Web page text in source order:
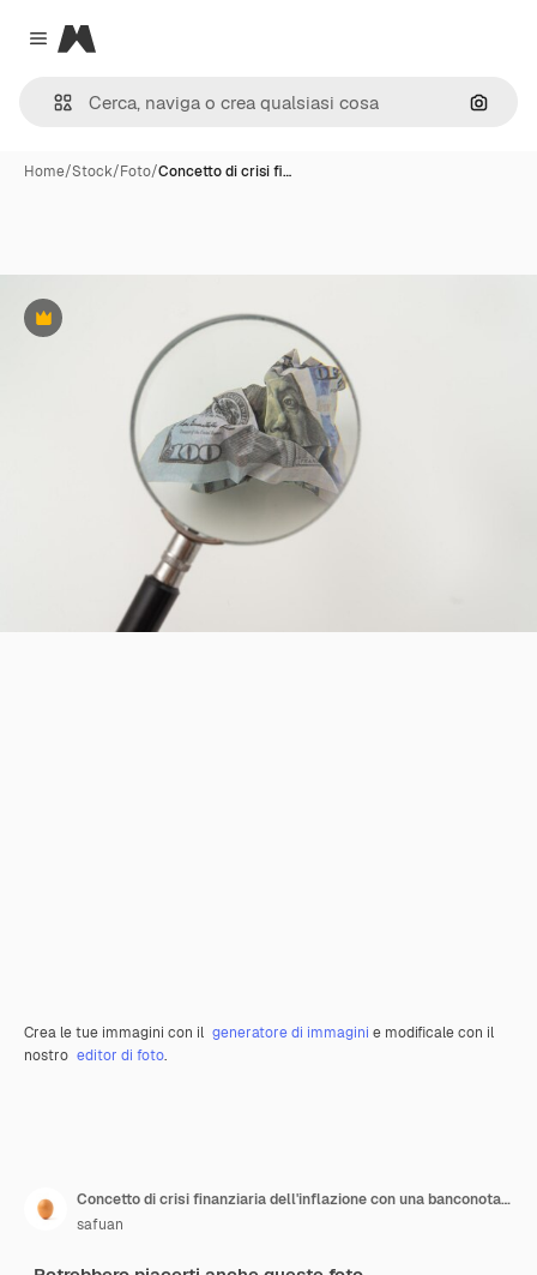
Close menu
Magnific
Cerca
Home/Stock/Foto/Concetto di crisi fi…
Premium
Crea le tue immagini con il generatore di immagini e modificale con il
nostro editor di foto.
Concetto di crisi finanziaria dell'inflazione con una banconota in USD
safuan